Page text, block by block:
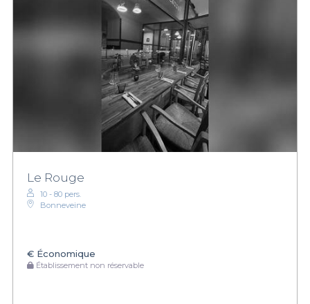
Le Rouge
10 - 80 pers.
Bonneveine
€ Économique
Établissement non réservable